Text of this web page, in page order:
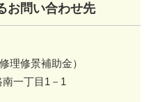
お問い合わせ先
理修景補助金）
一丁目1－1